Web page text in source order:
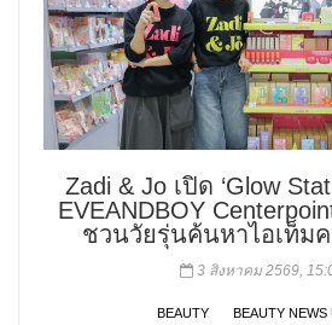
Zadi & Jo เปิด ‘Glow
EVEANDBOY
ชวนวัยรุ่นค้นหาไอเท็ม
3 สิงหาคม 2569,
BEAUTY BEAUTY NEWS